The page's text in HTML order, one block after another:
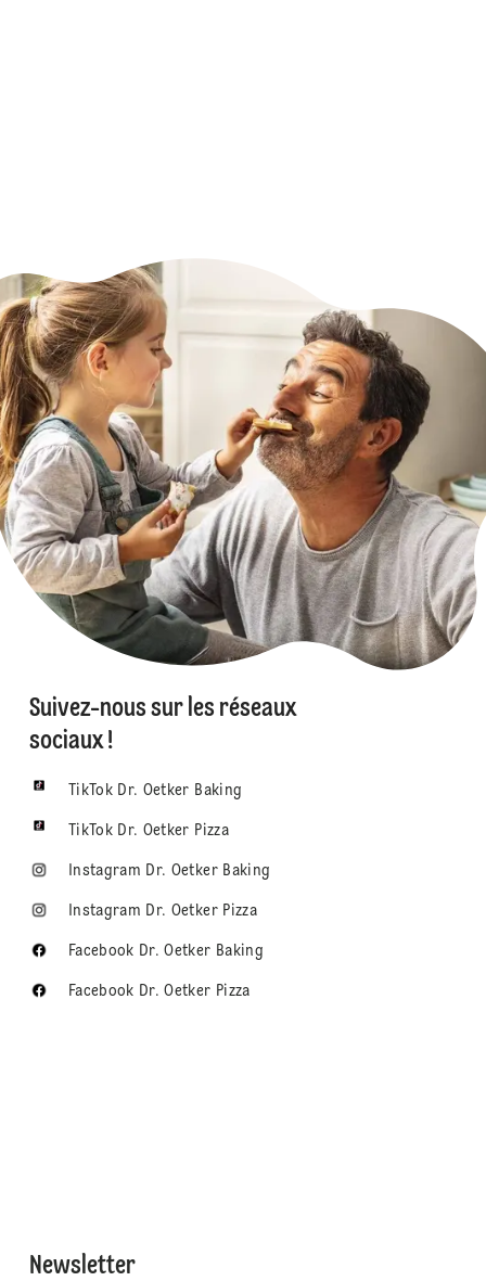
Suivez-nous sur les réseaux
sociaux !
TikTok Dr. Oetker Baking
TikTok Dr. Oetker Pizza
Instagram Dr. Oetker Baking
Instagram Dr. Oetker Pizza
Facebook Dr. Oetker Baking
Facebook Dr. Oetker Pizza
Newsletter